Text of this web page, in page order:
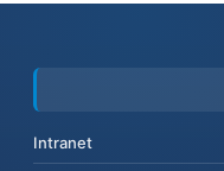
Intranet